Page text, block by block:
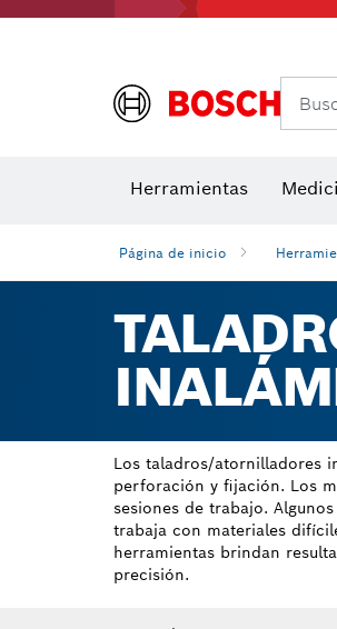
Herramientas
Página de inicio
Los taladros/atornilladores
perforación y fijación. Los
sesiones de trabajo.
trabaja con materiales
herramientas brindan
precisión.